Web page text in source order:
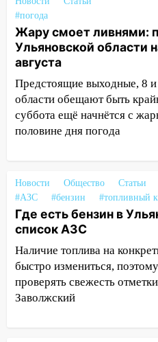
клуба «Рекорд-
15:34 После
прокуратуры в селах
области привели в
площадки
15:27 Прокуратура
капремонт школы в
В Кузоватово
пешеходных
14:40 На проспекте
запретили
50-метровом участке
14:22 В Новом
большой фестиваль
мотофристайлом и
#погода
Жару смоет ливнями:
Ульяновской области
августа
Предстоящие выходные, 8 и
области обещают быть
суббота ещё начнётся с
половине дня погода
Новости Общество
Статьи
#АЗС
#бензин #топливный
Где есть бензин в
список АЗС
Наличие топлива на
быстро измениться,
проверять свежесть
Заволжский